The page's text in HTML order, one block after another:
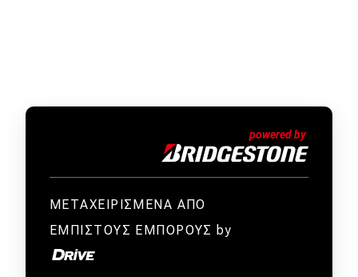
ΜΕΤΑΧΕΙΡΙΣΜΕΝΑ ΑΠΟ
ΕΜΠΙΣΤΟΥΣ ΕΜΠΟΡΟΥΣ by